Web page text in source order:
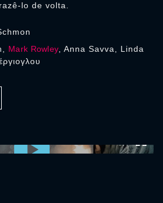
lo de volta.
Mark Rowley , Anna Savva, Linda